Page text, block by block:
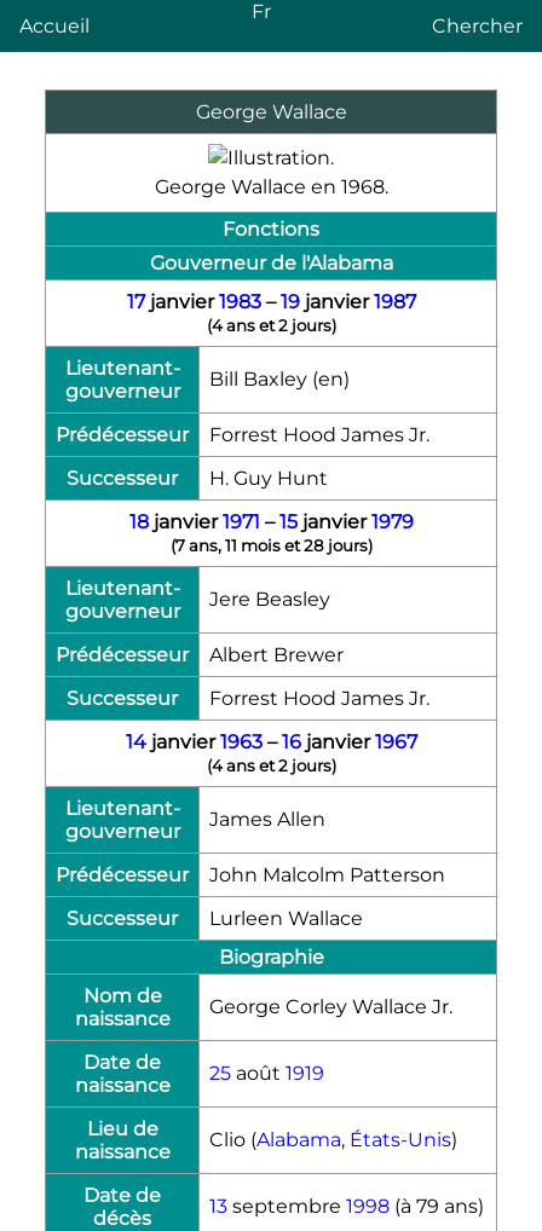
Accueil
Fr
Chercher
George Wallace
George Wallace en 1968.
Fonctions
Gouverneur de l'Alabama
17janvier1983–19janvier1987
(4 ans et 2 jours)
Lieutenant-
gouverneur
Bill Baxley (en)
Prédécesseur
Forrest Hood James Jr.
Successeur
H. Guy Hunt
18janvier1971 –15janvier1979
(7 ans, 11 mois et 28 jours)
Lieutenant-
gouverneur
Jere Beasley
Prédécesseur
Albert Brewer
Successeur
Forrest Hood James Jr.
14janvier1963–16janvier1967
(4 ans et 2 jours)
Lieutenant-
gouverneur
James Allen
Prédécesseur
John Malcolm Patterson
Successeur
Lurleen Wallace
Biographie
Nom de
naissance
George Corley Wallace Jr.
Date de
naissance
25 août 1919
Lieu de
naissance
Clio (Alabama, États-Unis)
Date de
décès
13 septembre 1998 (à 79 ans)